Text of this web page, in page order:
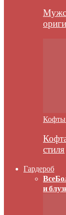
стиля
Гардероб
Все
и